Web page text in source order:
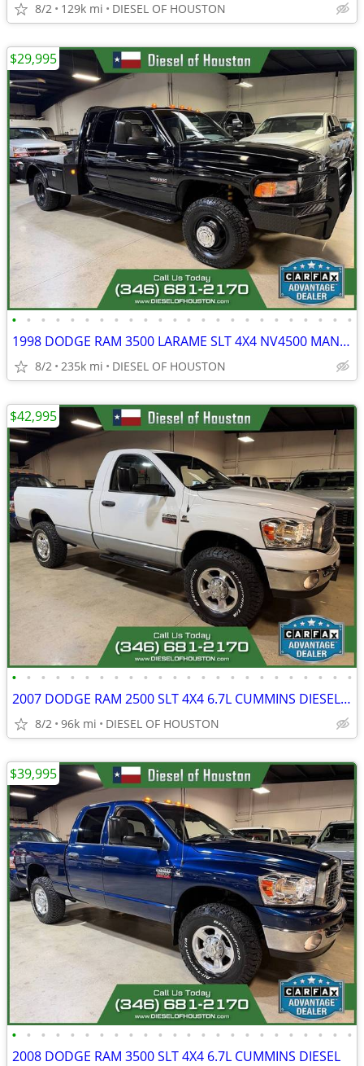
8/2 129k mi DIESEL OF HOUSTON
• • • • • • • • • • • • • • • • • • • • • • • •
1998 DODGE RAM 3500 LARAME SLT 4X4 NV4500 MANUAL 24V CUMMINS DIESEL
8/2 235k mi DIESEL OF HOUSTON
$29,995
• • • • • • • • • • • • • • • • • • • • • • • •
2007 DODGE RAM 2500 SLT 4X4 6.7L CUMMINS DIESEL G56 MANUAL
8/2 96k mi DIESEL OF HOUSTON
$42,995
• • • • • • • • • • • • • • • • • • • • • • • •
2008 DODGE RAM 3500 SLT 4X4 6.7L CUMMINS DIESEL
$39,995